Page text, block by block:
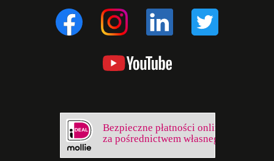
Bezpieczne płatności online
za pośrednictwem własnego banku